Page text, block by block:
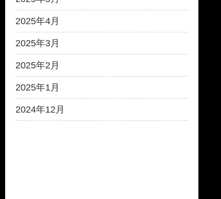
2025年4月
2025年3月
2025年2月
2025年1月
2024年12月